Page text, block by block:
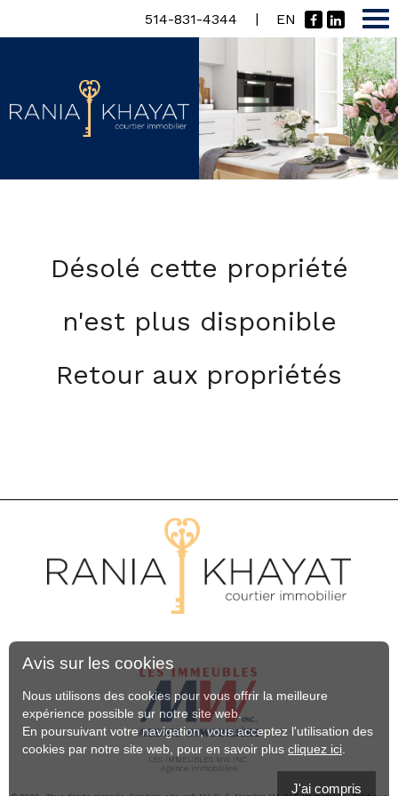
514-831-4344 | EN
Désolé cette propriété
n'est plus disponible
Retour aux propriétés
LES IMMEUBLES MW INC.
Agence Immobilière
Avis sur les cookies
Nous utilisons des cookies pour vous offrir la meilleure
expérience possible sur notre site web.
En poursuivant votre navigation, vous acceptez l'utilisation des
cookies par notre site web, pour en savoir plus cliquez ici
J'ai compris